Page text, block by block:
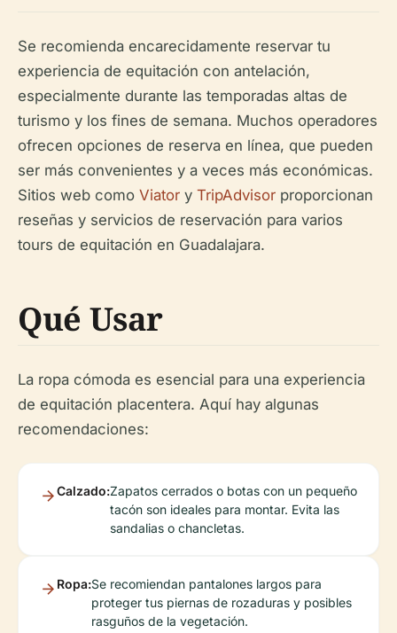
Se recomienda encarecidamente reservar tu
experiencia de equitación con antelación,
especialmente durante las temporadas altas de
turismo y los fines de semana. Muchos operadores
ofrecen opciones de reserva en línea, que pueden
ser más convenientes y a veces más económicas.
Sitios web como Viator y TripAdvisor proporcionan
reseñas y servicios de reservación para varios
tours de equitación en Guadalajara.
Qué Usar
La ropa cómoda es esencial para una experiencia
de equitación placentera. Aquí hay algunas
recomendaciones:
Calzado:Zapatos cerrados o botas con un pequeño
tacón son ideales para montar. Evita las
sandalias o chancletas.
Ropa:Se recomiendan pantalones largos para
proteger tus piernas de rozaduras y posibles
rasguños de la vegetación.